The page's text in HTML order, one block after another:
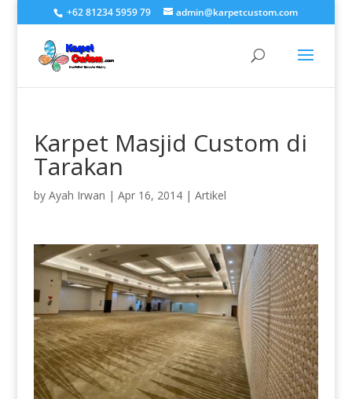
+62 81234 5959 79 admin@karpetcustom.com
Karpet Masjid Custom di
Tarakan
by Ayah Irwan | Apr 16, 2014| Artikel